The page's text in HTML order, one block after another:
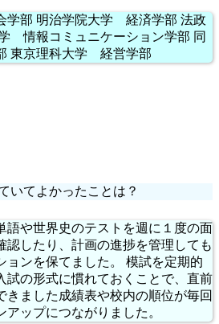
学部 明治学院大学 経済学部 法政
情報コミュニケーション学部 同
東京理科大学 経営学部
いてよかったことは？
語や世界史のテストを週に１度の面
認したり、計画の進捗を管理しても
ョンを保てました。 模試を定期的
試の形式に慣れておくことで、直前
きました成績表や校内の順位が毎回
ップにつながりました。